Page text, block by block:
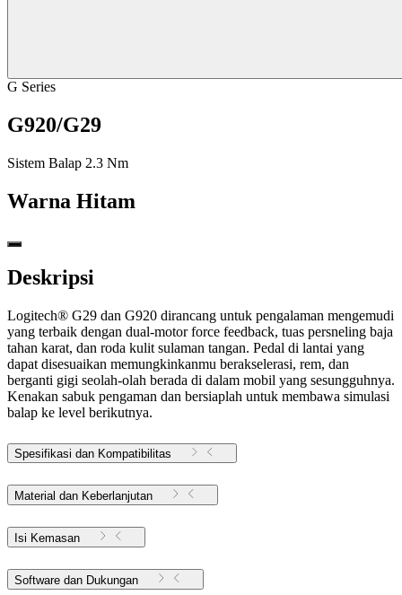
G Series
G920/G29
Sistem Balap 2.3 Nm
Warna Hitam
Deskripsi
Logitech® G29 dan G920 dirancang untuk pengalaman mengemudi
yang terbaik dengan dual-motor force feedback, tuas persneling baja
tahan karat, dan roda kulit sulaman tangan. Pedal di lantai yang
dapat disesuaikan memungkinkanmu berakselerasi, rem, dan
berganti gigi seolah-olah berada di dalam mobil yang sesungguhnya.
Kenakan sabuk pengaman dan bersiaplah untuk membawa simulasi
balap ke level berikutnya.
Spesifikasi dan Kompatibilitas
Material dan Keberlanjutan
Isi Kemasan
Software dan Dukungan